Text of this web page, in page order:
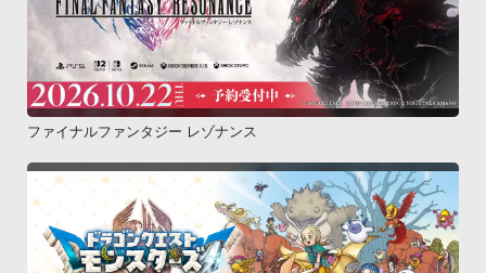
ファイナルファンタジー レゾナンス